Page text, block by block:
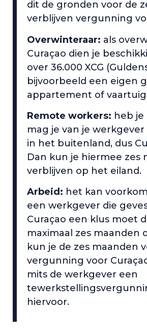
dit de gronden voor de
verblijven vergunning
Overwinteraar: als
Curaçao dien je
over 36.000 XCG
bijvoorbeeld een eigen
appartement of vaartuig
Remote workers: heb je
mag je van je werkgever
in het buitenland, dus
Dan kun je hiermee zes
verblijven op het eiland.
Arbeid: het kan
een werkgever die
Curaçao een klus moet
maximaal zes maanden
kun je de zes maanden
vergunning voor
mits de werkgever een
hiervoor.